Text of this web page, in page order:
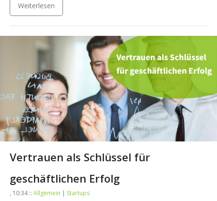
Weiterlesen
Vertrauen als Schlüssel für
geschäftlichen Erfolg
, 10:34 :: Allgemein | Startups